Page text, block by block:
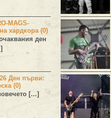
MAGS-
хардкора (0)
ден
Ден първи:
(0)
[…]